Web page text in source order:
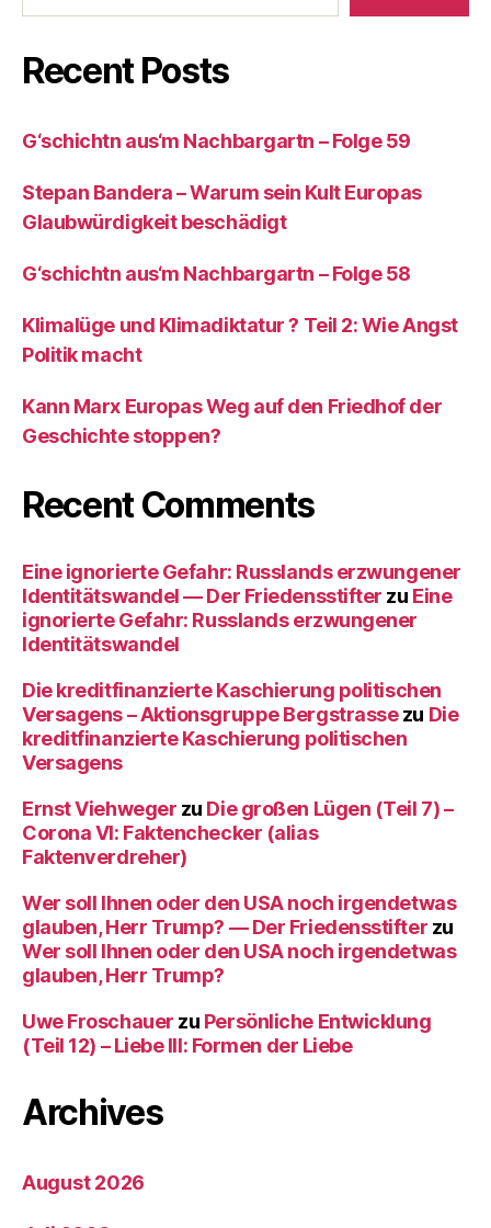
Recent Posts
G‘schichtn aus‘m Nachbargartn – Folge 59
Stepan Bandera – Warum sein Kult Europas
Glaubwürdigkeit beschädigt
G‘schichtn aus‘m Nachbargartn – Folge 58
Klimalüge und Klimadiktatur ? Teil 2: Wie Angst
Politik macht
Kann Marx Europas Weg auf den Friedhof der
Geschichte stoppen?
Recent Comments
Eine ignorierte Gefahr: Russlands erzwungener
Identitätswandel — Der Friedensstifter zu Eine
ignorierte Gefahr: Russlands erzwungener
Identitätswandel
Die kreditfinanzierte Kaschierung politischen
Versagens – Aktionsgruppe Bergstrassezu Die
kreditfinanzierte Kaschierung politischen
Versagens
Ernst Viehweger zu Die großen Lügen (Teil 7) –
Corona VI: Faktenchecker (alias
Faktenverdreher)
Wer soll Ihnen oder den USA noch irgendetwas
glauben, Herr Trump? — Der Friedensstifter zu
Wer soll Ihnen oder den USA noch irgendetwas
glauben, Herr Trump?
Uwe Froschauer zu Persönliche Entwicklung
(Teil 12) – Liebe III: Formen der Liebe
Archives
August 2026